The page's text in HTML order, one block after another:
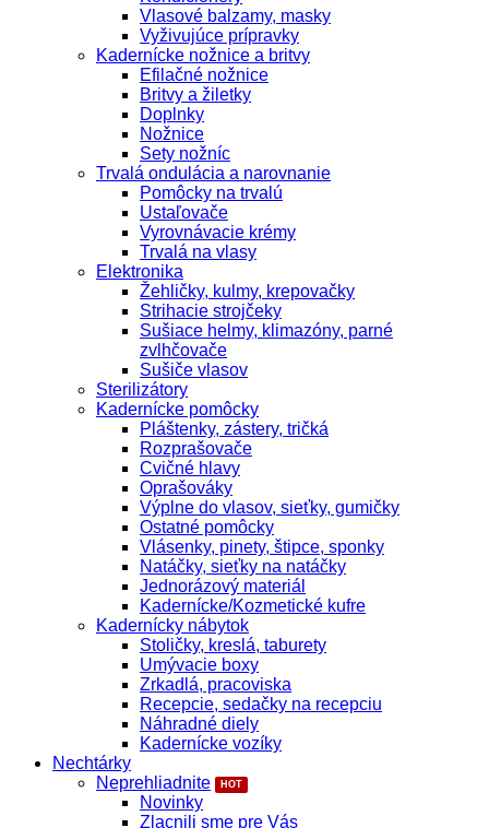
Vlasové balzamy, masky
Vyživujúce prípravky
Kadernícke nožnice a britvy
Efilačné nožnice
Britvy a žiletky
Doplnky
Nožnice
Sety nožníc
Trvalá ondulácia a narovnanie
Pomôcky na trvalú
Ustaľovače
Vyrovnávacie krémy
Trvalá na vlasy
Elektronika
Žehličky, kulmy, krepovačky
Strihacie strojčeky
Sušiace helmy, klimazóny, parné
zvlhčovače
Sušiče vlasov
Sterilizátory
Kadernícke pomôcky
Pláštenky, zástery, tričká
Rozprašovače
Cvičné hlavy
Oprašováky
Výplne do vlasov, sieťky, gumičky
Ostatné pomôcky
Vlásenky, pinety, štipce, sponky
Natáčky, sieťky na natáčky
Jednorázový materiál
Kadernícke/Kozmetické kufre
Kadernícky nábytok
Stoličky, kreslá, taburety
Umývacie boxy
Zrkadlá, pracoviska
Recepcie, sedačky na recepciu
Náhradné diely
Kadernícke vozíky
Nechtárky
Neprehliadnite
Novinky
Zlacnili sme pre Vás